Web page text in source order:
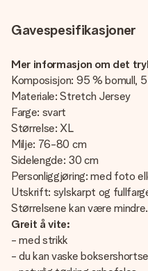
Gavespesifikasjoner
Mer informasjon om det
Komposisjon: 95 % bomull,
Materiale: Stretch Jersey
Farge: svart
Størrelse: XL
Milje: 76-80 cm
Sidelengde: 30 cm
Personliggjøring: med foto
Utskrift: sylskarpt og
Størrelsene kan være mindre.
Greit å vite:
- med strikk
- du kan vaske